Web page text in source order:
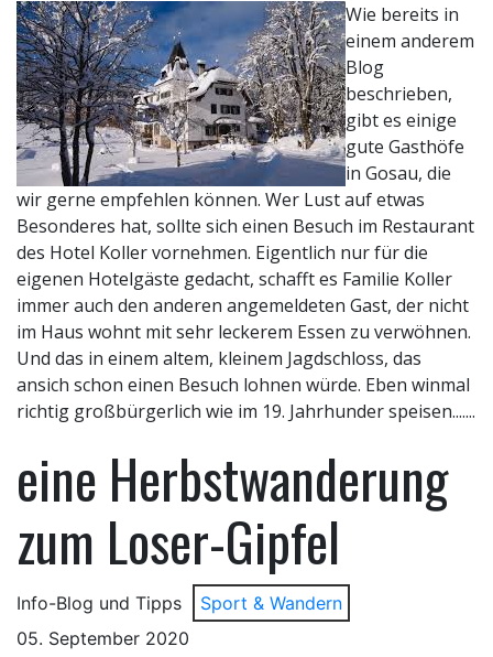
Wie bereits in
einem anderem
Blog
beschrieben,
gibt es einige
gute Gasthöfe
in Gosau, die
wir gerne empfehlen können. Wer Lust auf etwas
Besonderes hat, sollte sich einen Besuch im Restaurant
des Hotel Koller vornehmen. Eigentlich nur für die
eigenen Hotelgäste gedacht, schafft es Familie Koller
immer auch den anderen angemeldeten Gast, der nicht
im Haus wohnt mit sehr leckerem Essen zu verwöhnen.
Und das in einem altem, kleinem Jagdschloss, das
ansich schon einen Besuch lohnen würde. Eben winmal
richtig großbürgerlich wie im 19. Jahrhunder speisen.......
eine Herbstwanderung
zum Loser-Gipfel
Info-Blog und Tipps
Sport & Wandern
05. September 2020